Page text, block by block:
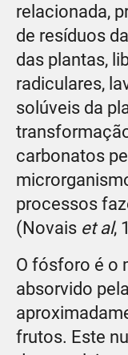
relacionada,
de resíduos
das plantas,
radiculares,
solúveis da
carbonatos
processos
(Novais et al,
O fósforo é o
absorvido
frutos. Este